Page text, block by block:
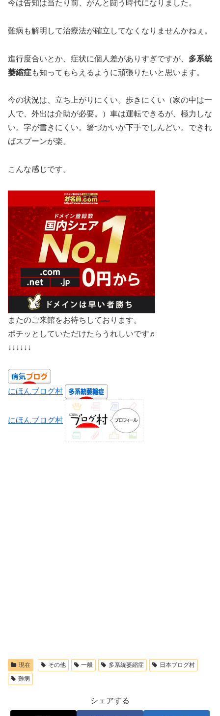
今は告知は当たり前、がんと闘う時代になりました。
難病も解明して治療法が確立してなくなりませんかねぇ。
進行度合いとか、症状に個人差がありすぎですが、 多系統
萎縮症も知ってもらえるように頑張りたいと思います。
今の状況は、立ち上がりにくい。歩きにくい（家の中は一
人で、外出は介助が必要。）車は運転できるが、極力しな
い。字が書きにくい。箸づかいが下手でしんどい。できれ
ばスプーンが楽。
こんな感じです。
またのご来館をお待ちしております。
ポチッとしていただけたらうれしいです♬
↓↓↓↓↓↓
にほんブログ村
にほんブログ村
現在 その他 一般 多系統萎縮症
日本ブログ村
難病
シェアする